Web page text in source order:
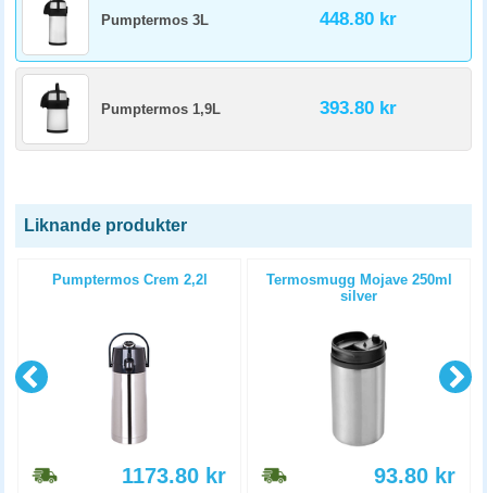
Pumptermos 3L 448.80 kr
Pumptermos 1,9L 393.80 kr
Liknande produkter
Pumptermos Crem 2,2l
1173.80 kr
Termosmugg Mojave 250ml
silver
93.80 kr